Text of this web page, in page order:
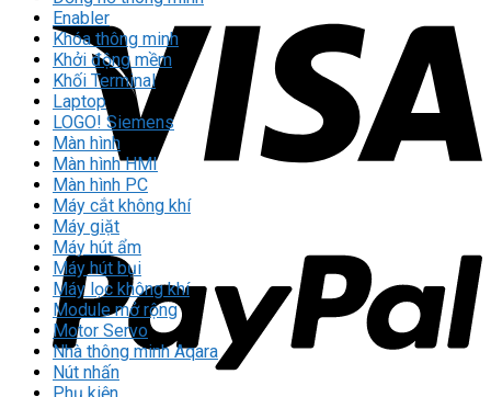
Enabler
Khóa thông minh
Khởi động mềm
Khối Terminal
Laptop
LOGO! Siemens
Màn hình
Màn hình HMI
Màn hình PC
Máy cắt không khí
Máy giặt
Máy hút ẩm
Máy hút bụi
Máy lọc không khí
Module mở rộng
Motor Servo
Nhà thông minh Aqara
Nút nhấn